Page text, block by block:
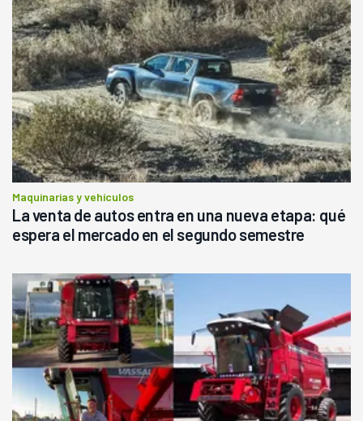
Maquinarias y vehículos
La venta de autos entra en una nueva etapa: qué
espera el mercado en el segundo semestre